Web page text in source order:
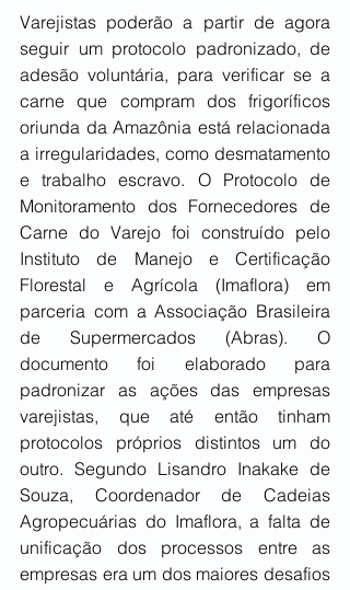
Varejistas poderão a partir de agora
seguir um protocolo padronizado, de
adesão voluntária, para verificar se a
carne que compram dos frigoríficos
oriunda da Amazônia está relacionada
a irregularidades, como desmatamento
e trabalho escravo. O Protocolo de
Monitoramento dos Fornecedores de
Carne do Varejo foi construído pelo
Instituto de Manejo e Certificação
Florestal e Agrícola (Imaflora) em
parceria com a Associação Brasileira
de Supermercados (Abras). O
documento foi elaborado para
padronizar as ações das empresas
varejistas, que até então tinham
protocolos próprios distintos um do
outro. Segundo Lisandro Inakake de
Souza, Coordenador de Cadeias
Agropecuárias do Imaflora, a falta de
unificação dos processos entre as
empresas era um dos maiores desafios